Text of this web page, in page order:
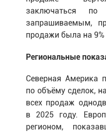
заключаться
запрашиваемым,
продажи была на
Региональные
Северная Америка
по объёму сделок,
всех продаж
в 2025 году.
регионом,